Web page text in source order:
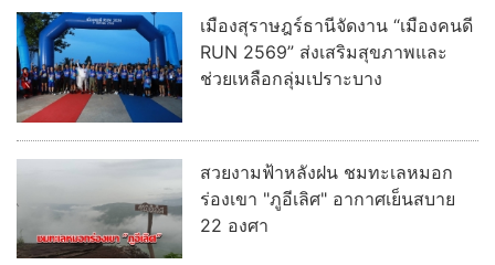
เมืองสุราษฎร์ธานีจัดงาน “เมืองคนดี
RUN 2569” ส่งเสริมสุขภาพและ
ช่วยเหลือกลุ่มเปราะบาง
สวยงามฟ้าหลังฝน ชมทะเลหมอก
ร่องเขา "ภูอีเลิศ" อากาศเย็นสบาย
22 องศา